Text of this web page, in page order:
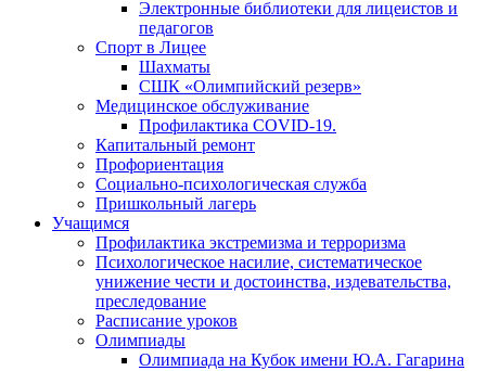
Электронные библиотеки для лицеистов и
педагогов
Спорт в Лицее
Шахматы
СШК «Олимпийский резерв»
Медицинское обслуживание
Профилактика COVID-19.
Капитальный ремонт
Профориентация
Социально-психологическая служба
Пришкольный лагерь
Учащимся
Профилактика экстремизма и терроризма
Психологическое насилие, систематическое
унижение чести и достоинства, издевательства,
преследование
Расписание уроков
Олимпиады
Олимпиада на Кубок имени Ю.А. Гагарина